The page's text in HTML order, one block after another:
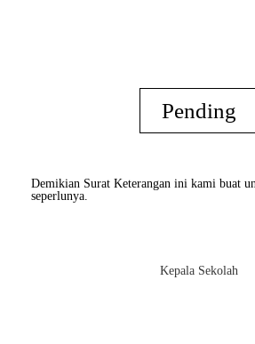
Pending
Demikian Surat Keterangan ini kami buat
seperlunya.
Kepala Sekolah